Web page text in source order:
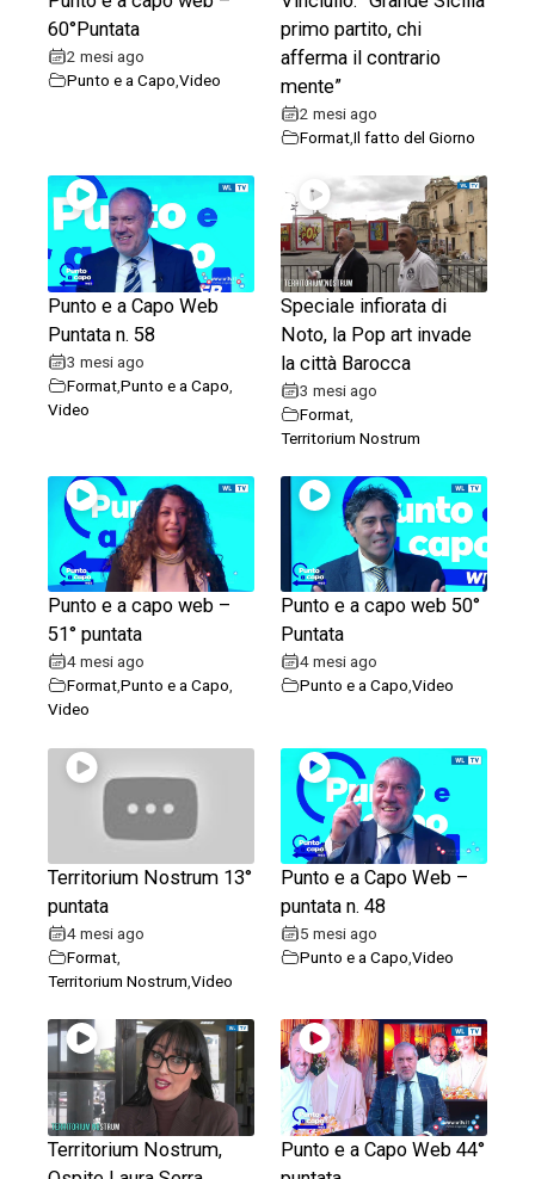
60°Puntata
2 mesi ago
Punto e a Capo Video
primo partito, chi
afferma il contrario
mente”
2 mesi ago
Format,Il fatto del Giorno
Punto e a Capo Web
Puntata n. 58
3 mesi ago
FormatPunto e a Capo
Video
Speciale infiorata di
Noto, la Pop art invade
la città Barocca
3 mesi ago
Format
Territorium Nostrum
Punto e a capo web –
51° puntata
4 mesi ago
FormatPunto e a Capo
Video
Punto e a capo web 50°
Puntata
4 mesi ago
Punto e a Capo ,Video
Territorium Nostrum 13°
puntata
4 mesi ago
Format
Territorium Nostrum Video
Punto e a Capo Web –
puntata n. 48
5 mesi ago
Punto e a Capo ,Video
Territorium Nostrum,
Punto e a Capo Web 44°